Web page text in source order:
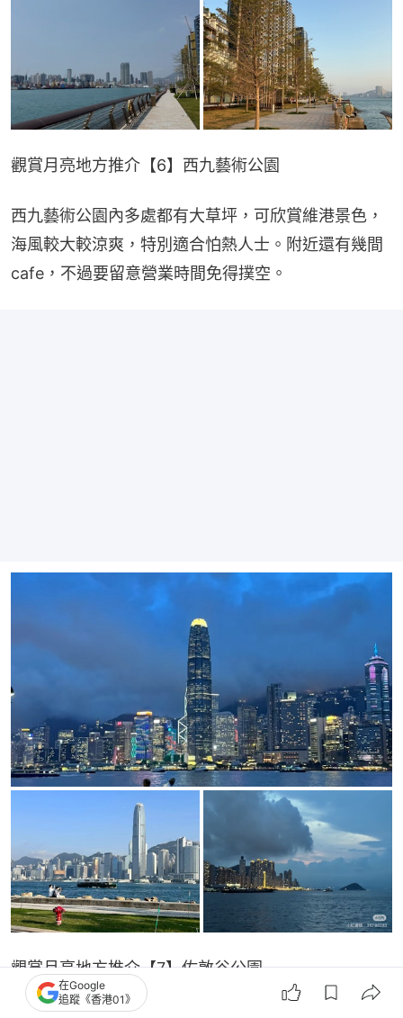
觀賞月亮地方推介【6】西九藝術公園
西九藝術公園內多處都有大草坪，可欣賞維港景色，
海風較大較涼爽，特別適合怕熱人士。附近還有幾間
cafe，不過要留意營業時間免得撲空。
觀賞月亮地方推介【7】佐敦谷公園
在Google
追蹤《香港01》